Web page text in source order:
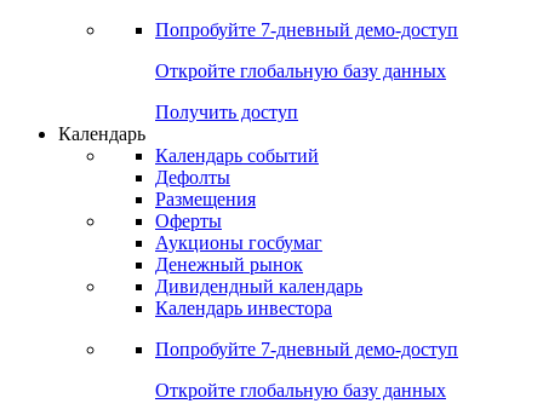
Попробуйте 7-дневный демо-доступ
Откройте глобальную базу данных
Получить доступ
Календарь
Календарь событий
Дефолты
Размещения
Оферты
Аукционы госбумаг
Денежный рынок
Дивидендный календарь
Календарь инвестора
Попробуйте 7-дневный демо-доступ
Откройте глобальную базу данных